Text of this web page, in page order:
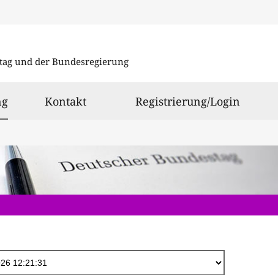
und der Bundesregierung
ausgewählt
Kontakt Registrierung/Login